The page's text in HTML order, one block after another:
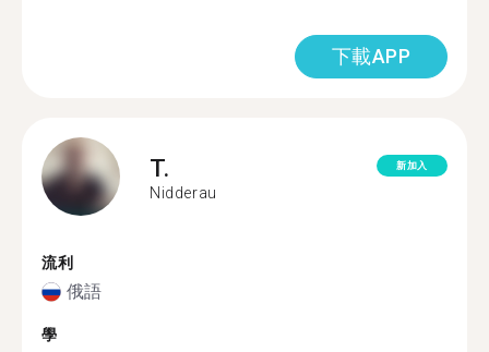
下載APP
T.
Nidderau
新加入
流利
俄語
學